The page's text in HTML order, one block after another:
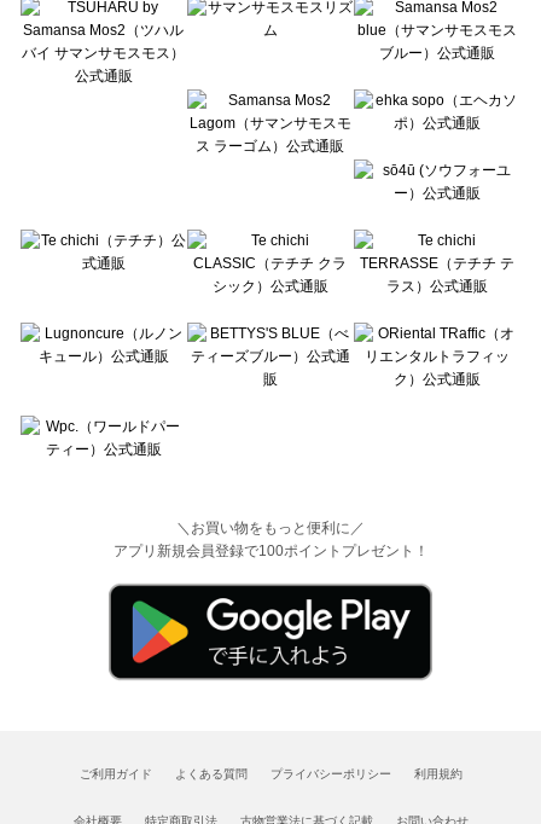
Lugnoncure（ルノンキュール）のカーディガン一覧
BETTY'S BLUE（べティーズブルー）のカーディガン一覧
Wpc.（ワールドパーティー）のカーディガン一覧
＼お買い物をもっと便利に／
アプリ新規会員登録で100ポイントプレゼント！
ご利用ガイド よくある質問 プライバシーポリシー 利用規約
会社概要 特定商取引法 古物営業法に基づく記載 お問い合わせ